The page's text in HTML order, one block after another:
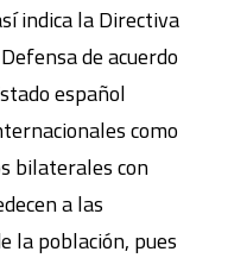
indica la Directiva
de acuerdo
español
como
bilaterales con
a las
la población, pues